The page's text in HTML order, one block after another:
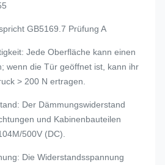
GB5169.7 Prüfung A
Jede Oberfläche kann einen
wenn die Tür geöffnet ist, kann ihr
> 200 N ertragen.
Der Dämmungswiderstand
und Kabinenbauteilen
500V (DC).
Die Widerstandsspannung